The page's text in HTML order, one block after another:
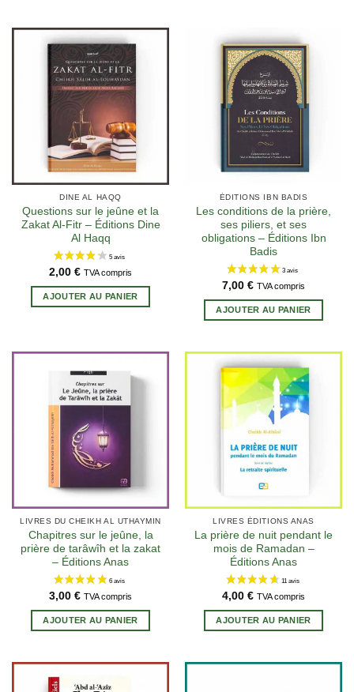
DINE AL HAQQ
Questions sur le jeûne et la
Zakat Al-Fitr – Éditions Dine
Al Haqq
2,00 € TVA compris
AJOUTER AU PANIER
ÉDITIONS IBN BADIS
Les conditions de la prière,
ses piliers, et ses
obligations – Éditions Ibn
Badis
7,00 € TVA compris
AJOUTER AU PANIER
LIVRES DU CHEIKH AL UTHAYMIN
Chapitres sur le jeûne, la
prière de tarâwîh et la zakat
– Éditions Anas
3,00 € TVA compris
AJOUTER AU PANIER
LIVRES ÉDITIONS ANAS
La prière de nuit pendant le
mois de Ramadan –
Éditions Anas
4,00 € TVA compris
AJOUTER AU PANIER